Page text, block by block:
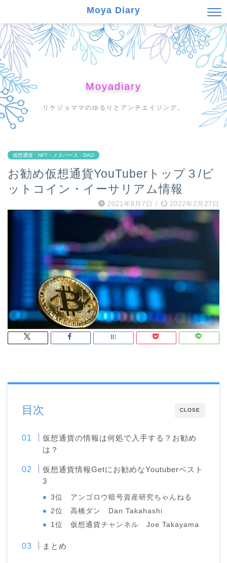
Moya Diary
Moyadiary
リケジョママのゆるりとアンチエイジング。
仮想通貨・NFT・メタバース・DAO
お勧め仮想通貨YouTuberトップ３/ビ
ットコイン・イーサリアム情報
2021年8月7日 / 2022年2月27日
CLOSE
目次
仮想通貨の情報は何処で入手する？お勧め
は？
仮想通貨情報Getにお勧めなYoutuberベスト
3
3位 アンゴロウ暗号資産研究ちゃんねる
2位 高橋ダン Dan Takahashi
1位 仮想通貨チャンネル Joe Takayama
まとめ